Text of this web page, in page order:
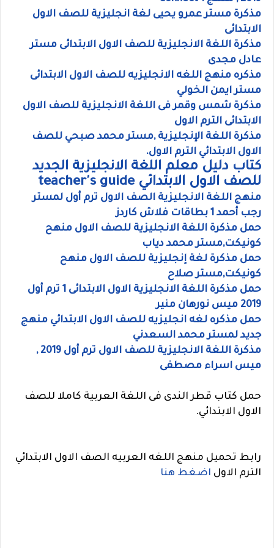
مذكرة مستر عمرو يحيى لغة انجليزية للصف الاول
الابتدائى
مذكرة اللغة الانجليزية للصف الاول الابتدائى مستر
عادل مجدى
مذكره منهج اللغه الانجليزيه للصف الاول الابتدائى
مستر ايمن الخولي
مذكرة شمس وقمر فى اللغة الانجليزية للصف الاول
الابتدائى الترم الاول
مذكرة اللغة الإنجليزية ,مستر محمد صبحي للصف
الاول الابتدائي الترم الاول.
كتاب دليل معلم اللغة الانجليزية الجديد
للصف الاول الابتدائي teacher's guide
منهج اللغة الانجليزية الصف الاول ترم أول لمستر
رجب أحمد 1 بطاقات فلاش كاردز
حمل مذكرة اللغة الانجليزية للصف الاول منهح
كونيكت,مستر محمد دياب
حمل مذكرة لغة إنجليزية للصف الاول منهح
كونيكت,مستر صلاح
حمل مذكرة اللغة الانجليزية الاول الابتدائى 1 ترم أول
2019 ميس نورهان منير
حمل مذكره لغه انجليزيه للصف الاول الابتدائي منهج
جديد لمستر محمد السعدني
مذكرة اللغة الانجليزية للصف الاول ترم أول 2019 ,
ميس اسراء مصطفى
حمل كتاب قطر الندى فى اللغة العربية كاملا للصف
الاول الابتدائي.
رابط تحميل منهج اللغه العربيه الصف الاول الابتدائي
الترم الاول اضغط هنا